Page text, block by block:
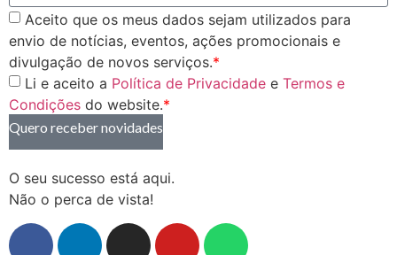
Aceito que os meus dados sejam utilizados para
envio de notícias, eventos, ações promocionais e
divulgação de novos serviços.*
Li e aceito a Política de Privacidade e Termos e
Condições do website.*
Quero receber novidades
O seu sucesso está aqui.
Não o perca de vista!